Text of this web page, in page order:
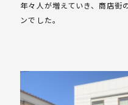
年々人が増えていき、商店街
ンでした。